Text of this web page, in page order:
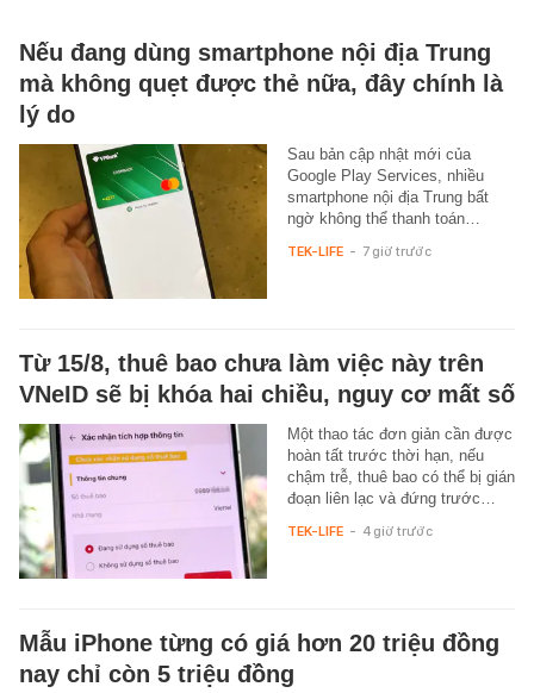
Nếu đang dùng smartphone nội địa Trung
mà không quẹt được thẻ nữa, đây chính là
lý do
Sau bản cập nhật mới của
Google Play Services, nhiều
smartphone nội địa Trung bất
ngờ không thể thanh toán…
TEK-LIFE - 7 giờ trước
Từ 15/8, thuê bao chưa làm việc này trên
VNeID sẽ bị khóa hai chiều, nguy cơ mất số
Một thao tác đơn giản cần được
hoàn tất trước thời hạn, nếu
chậm trễ, thuê bao có thể bị gián
đoạn liên lạc và đứng trước…
TEK-LIFE - 4 giờ trước
Mẫu iPhone từng có giá hơn 20 triệu đồng
nay chỉ còn 5 triệu đồng